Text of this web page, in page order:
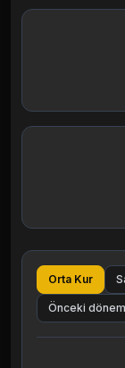
Orta Kur
Önceki